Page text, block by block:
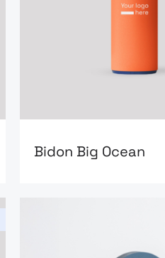
Bidon Big Ocean